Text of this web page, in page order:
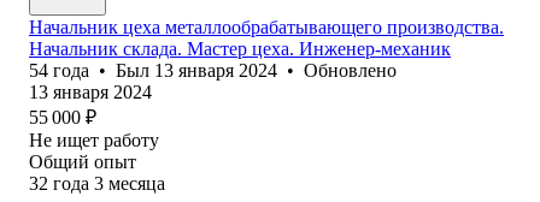
Начальник цеха металлообрабатывающего производства.
Начальник склада. Мастер цеха. Инженер-механик
54 года • Был 13 января 2024 • Обновлено
13 января 2024
55 000 ₽
Не ищет работу
Общий опыт
32 года 3 месяца